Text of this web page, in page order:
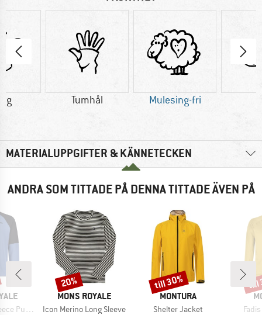
g Tumhål Mulesing-fri
MATERIALUPPGIFTER & KÄNNETECKEN
ANDRA SOM TITTADE PÅ DENNA TITTADE ÄVEN PÅ
Pullover
VARUMÄRKE
MONS ROYALE
Produkter
Icon Merino Long Sleeve
Rabatt
20%
VARUMÄRKE
MONTURA
Produkter
Shelter Jacket
Rabatt
till 30%